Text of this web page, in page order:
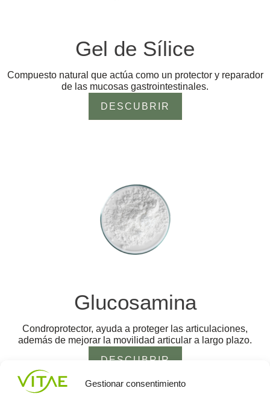
Gestionar consentimiento
Gel de Sílice
Compuesto natural que actúa como un protector y reparador
de las mucosas gastrointestinales.
DESCUBRIR
Glucosamina
Condroprotector, ayuda a proteger las articulaciones,
además de mejorar la movilidad articular a largo plazo.
DESCUBRIR